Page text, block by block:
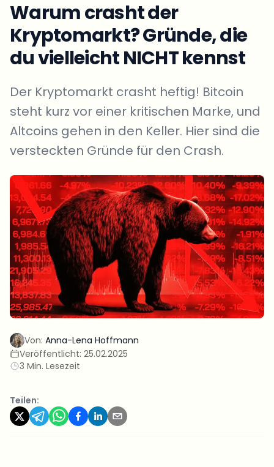
Warum crasht der
Kryptomarkt? Gründe, die
du vielleicht NICHT kennst
Der Kryptomarkt crasht heftig! Bitcoin
steht kurz vor einer kritischen Marke, und
Altcoins gehen in den Keller. Hier sind die
versteckten Gründe für den Crash.
Von: Anna-Lena Hoffmann
Veröffentlicht: 25.02.2025
3 Min. Lesezeit
Teilen: